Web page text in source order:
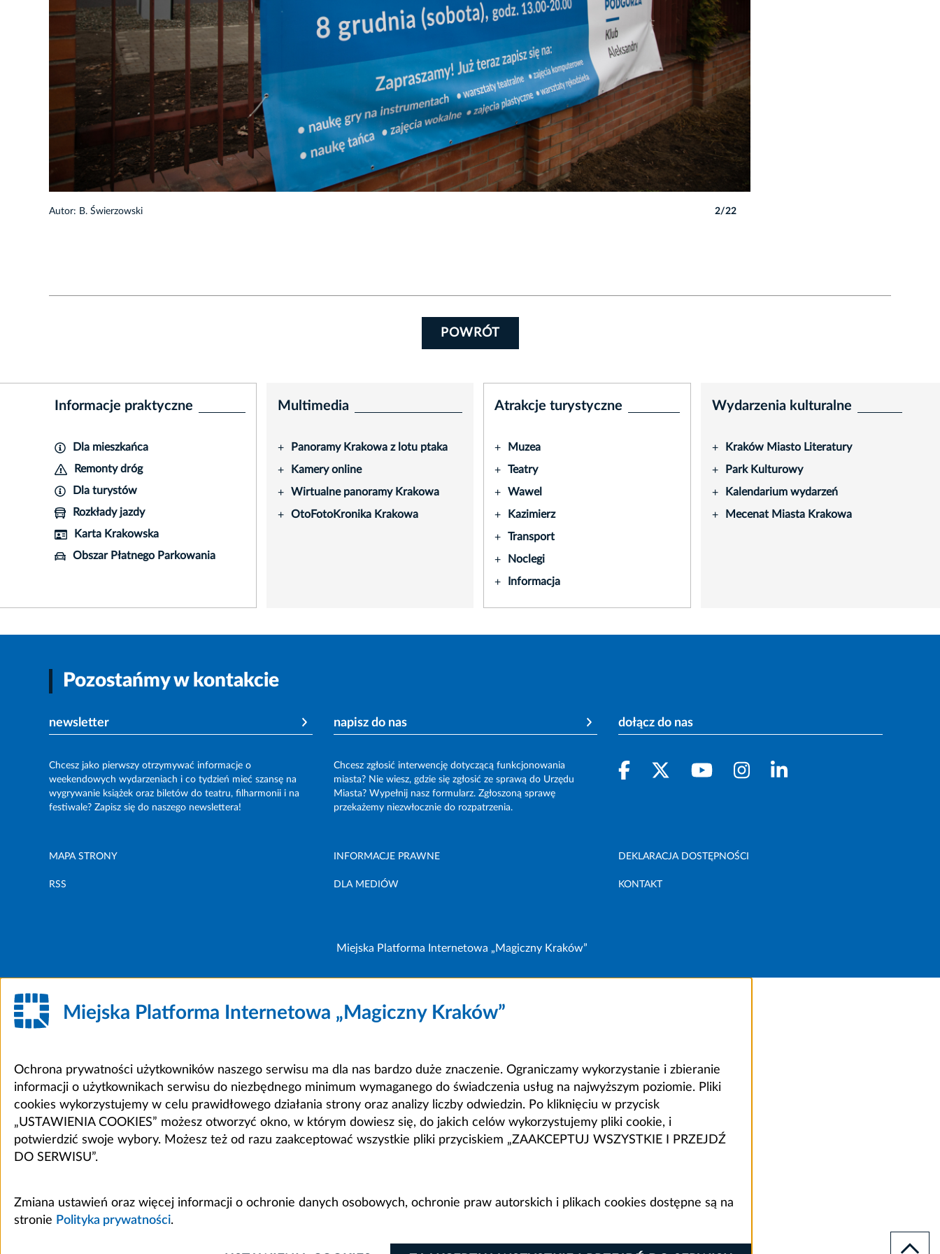
Autor: B. Świerzowski 2/22
POWRÓT
Informacje praktyczne
Dla mieszkańca
Remonty dróg
Dla turystów
Rozkłady jazdy
Karta Krakowska
Obszar Płatnego Parkowania
Multimedia
+ Panoramy Krakowa z lotu ptaka
+ Kamery online
+ Wirtualne panoramy Krakowa
+ OtoFotoKronika Krakowa
Atrakcje turystyczne
+ Muzea
+ Teatry
+ Wawel
+ Kazimierz
+ Transport
+ Noclegi
+ Informacja
Wydarzenia kulturalne
+ Kraków Miasto Literatury
+ Park Kulturowy
+ Kalendarium wydarzeń
+ Mecenat Miasta Krakowa
Pozostańmy w kontakcie
newsletter
Chcesz jako pierwszy otrzymywać informacje o
weekendowych wydarzeniach i co tydzień mieć szansę na
wygrywanie książek oraz biletów do teatru, filharmonii i na
festiwale? Zapisz się do naszego newslettera!
napisz do nas
Chcesz zgłosić interwencję dotyczącą funkcjonowania
miasta? Nie wiesz, gdzie się zgłosić ze sprawą do Urzędu
Miasta? Wypełnij nasz formularz. Zgłoszoną sprawę
przekażemy niezwłocznie do rozpatrzenia.
dołącz do nas
MAPA STRONY INFORMACJE PRAWNE DEKLARACJA DOSTĘPNOŚCI
RSS DLA MEDIÓW KONTAKT
Miejska Platforma Internetowa „Magiczny Kraków”
Miejska Platforma Internetowa „Magiczny Kraków”
Ochrona prywatności użytkowników naszego serwisu ma dla nas bardzo duże znaczenie. Ograniczamy wykorzystanie i zbieranie
informacji o użytkownikach serwisu do niezbędnego minimum wymaganego do świadczenia usług na najwyższym poziomie. Pliki
cookies wykorzystujemy w celu prawidłowego działania strony oraz analizy liczby odwiedzin. Po kliknięciu w przycisk
„USTAWIENIA COOKIES” możesz otworzyć okno, w którym dowiesz się, do jakich celów wykorzystujemy pliki cookie, i
potwierdzić swoje wybory. Możesz też od razu zaakceptować wszystkie pliki przyciskiem „ZAAKCEPTUJ WSZYSTKIE I PRZEJDŹ
DO SERWISU”.
Zmiana ustawień oraz więcej informacji o ochronie danych osobowych, ochronie praw autorskich i plikach cookies dostępne są na
stronie Polityka prywatności.